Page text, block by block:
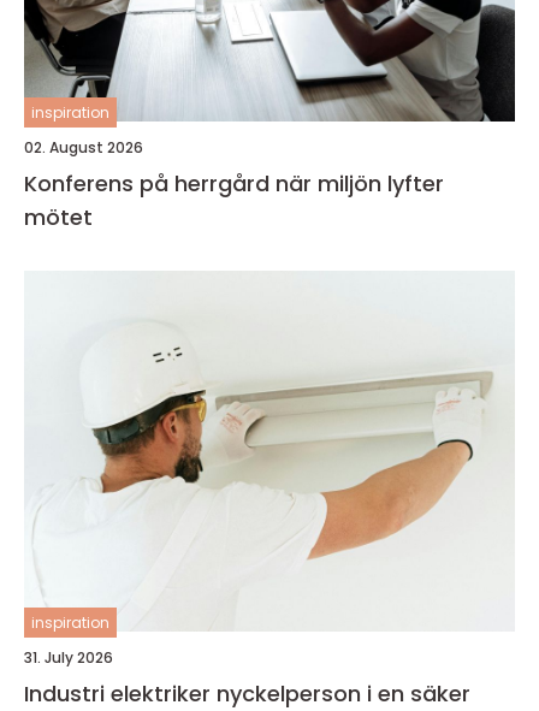
inspiration
02. August 2026
Konferens på herrgård när miljön lyfter
mötet
inspiration
31. July 2026
Industri elektriker nyckelperson i en säker